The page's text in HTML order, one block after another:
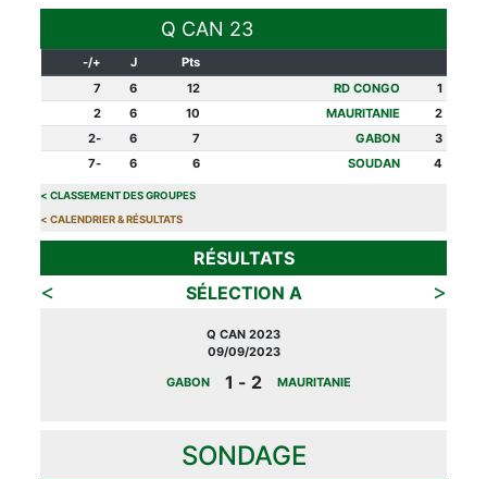
Q CAN 23
Pts
J
+/-
1
12
6
7
2
MAURITANIE
10
6
2
3
7
6
-2
4
6
6
-7
CLASSEMENT DES GROUPES
>
CALENDRIER & RÉSULTATS
>
RÉSULTATS
<
SÉLECTION A
>
Q CAN 2023
09/09/2023
MAURITANIE
2 - 1
GABON
SONDAGE